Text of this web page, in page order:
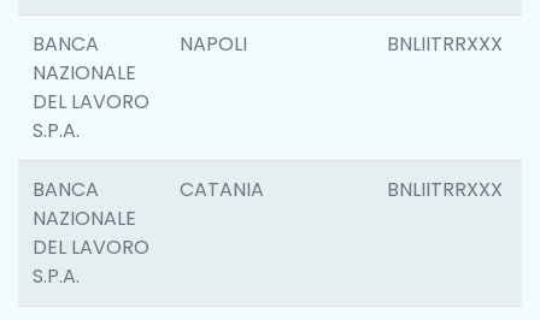
BANCA
NAZIONALE
DEL LAVORO
S.P.A.
NAPOLI BNLIITRRXXX
BANCA
NAZIONALE
DEL LAVORO
S.P.A.
CATANIA BNLIITRRXXX